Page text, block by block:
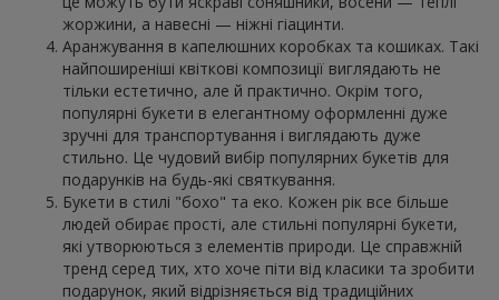
жоржини, а навесні — ніжні гіацинти.
Аранжування в капелюшних коробках та кошиках. Такі
найпоширеніші квіткові композиції виглядають не
тільки естетично, але й практично. Окрім того,
популярні букети в елегантному оформленні дуже
зручні для транспортування і виглядають дуже
стильно. Це чудовий вибір популярних букетів для
подарунків на будь-які святкування.
Букети в стилі "бохо" та еко. Кожен рік все більше
людей обирає прості, але стильні популярні букети,
які утворюються з елементів природи. Це справжній
тренд серед тих, хто хоче піти від класики та зробити
подарунок, який відрізняється від традиційних